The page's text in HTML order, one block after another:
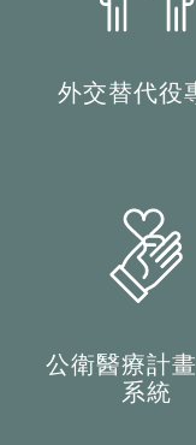
外交替代役
公衛醫療計
系統